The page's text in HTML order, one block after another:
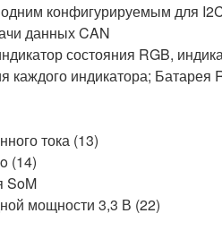
конфигурируемым для
данных CAN
состояния RGB,
каждого индикатора; Батарея
тока (13)
(14)
SoM
мощности 3,3 В (22)